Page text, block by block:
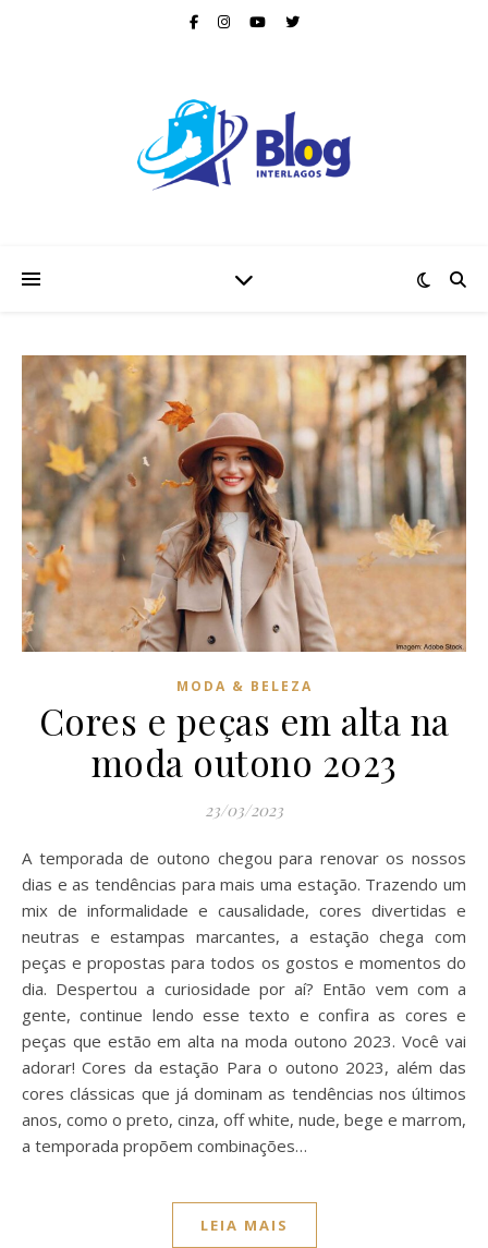
MODA & BELEZA
Cores e peças em alta na
moda outono 2023
23/03/2023
A temporada de outono chegou para renovar os nossos
dias e as tendências para mais uma estação. Trazendo um
mix de informalidade e causalidade, cores divertidas e
neutras e estampas marcantes, a estação chega com
peças e propostas para todos os gostos e momentos do
dia. Despertou a curiosidade por aí? Então vem com a
gente, continue lendo esse texto e confira as cores e
peças que estão em alta na moda outono 2023. Você vai
adorar! Cores da estação Para o outono 2023, além das
cores clássicas que já dominam as tendências nos últimos
anos, como o preto, cinza, off white, nude, bege e marrom,
a temporada propõem combinações…
LEIA MAIS